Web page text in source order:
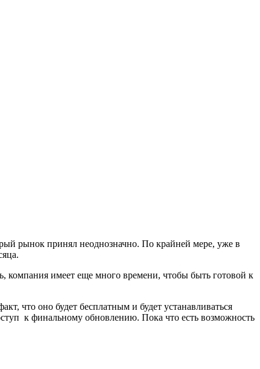
рынок принял неоднозначно. По крайней мере, уже в
компания имеет еще много времени, чтобы быть готовой к
что оно будет бесплатным и будет устанавливаться
к финальному обновлению. Пока что есть возможность